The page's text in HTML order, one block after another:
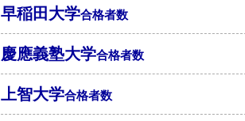
早稲田大学合格者数
慶應義塾大学合格者数
上智大学合格者数